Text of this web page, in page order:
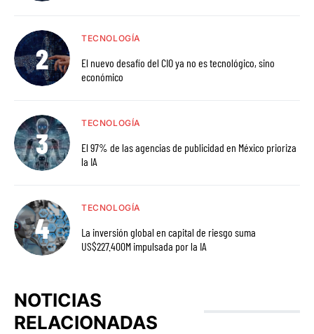
TECNOLOGÍA
El nuevo desafío del CIO ya no es tecnológico, sino
económico
TECNOLOGÍA
El 97% de las agencias de publicidad en México prioriza
la IA
TECNOLOGÍA
La inversión global en capital de riesgo suma
US$227.400M impulsada por la IA
NOTICIAS
RELACIONADAS